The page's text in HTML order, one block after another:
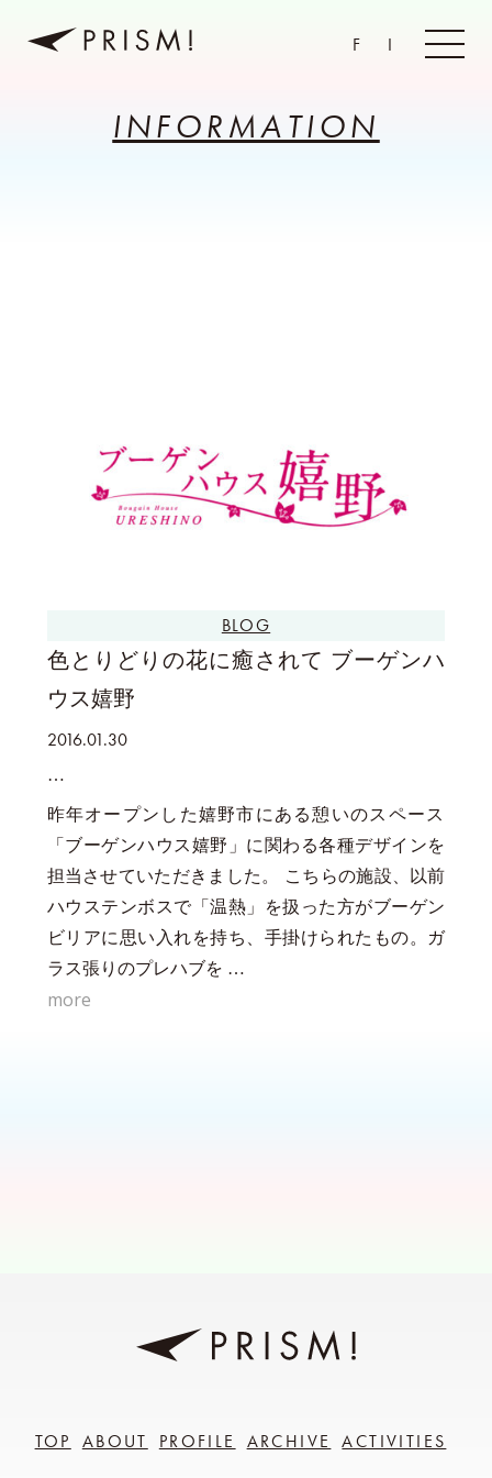
F I
INFORMATION
BLOG
色とりどりの花に癒されて ブーゲンハ
ウス嬉野
2016.01.30
昨年オープンした嬉野市にある憩いのスペース
「ブーゲンハウス嬉野」に関わる各種デザインを
担当させていただきました。 こちらの施設、以前
ハウステンボスで「温熱」を扱った方がブーゲン
ビリアに思い入れを持ち、手掛けられたもの。ガ
ラス張りのプレハブを …
more
TOP ABOUT PROFILE ARCHIVE ACTIVITIES